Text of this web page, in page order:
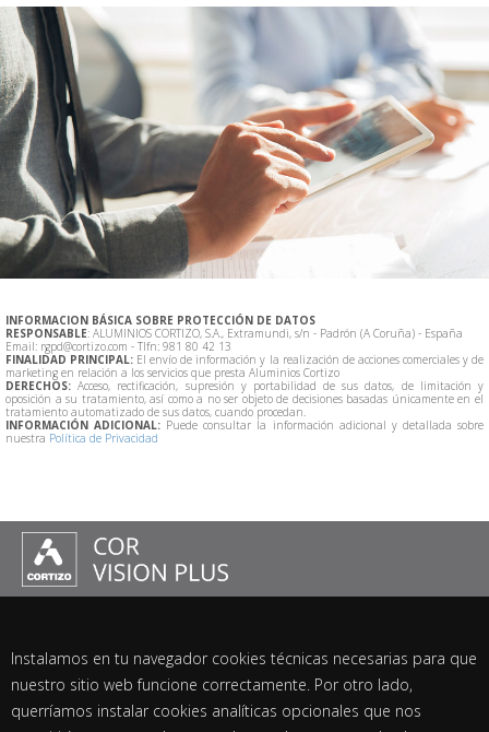
Instalamos en tu navegador cookies técnicas necesarias para que
nuestro sitio web funcione correctamente. Por otro lado,
querríamos instalar cookies analíticas opcionales que nos
INFORMACION BÁSICA SOBRE PROTECCIÓN DE DATOS
RESPONSABLE: ALUMINIOS CORTIZO, S.A., Extramundi, s/n - Padrón (A Coruña) - España
Email: rgpd@cortizo.com - Tlfn: 981 80 42 13
FINALIDAD PRINCIPAL: El envío de información y la realización de acciones comerciales y de
marketing en relación a los servicios que presta Aluminios Cortizo
DERECHOS: Acceso, rectificación, supresión y portabilidad de sus datos, de limitación y
oposición a su tratamiento, así como a no ser objeto de decisiones basadas únicamente en el
tratamiento automatizado de sus datos, cuando procedan.
INFORMACIÓN ADICIONAL: Puede consultar la información adicional y detallada sobre
nuestra Política de Privacidad
La grandeza del minimalismo
Máximas prestaciones
Respuesta técnica